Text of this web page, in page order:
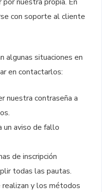
con soporte al cliente
algunas situaciones en
en contactarlos:
nuestra contraseña a
un aviso de fallo
de inscripción
todas las pautas.
realizan y los métodos